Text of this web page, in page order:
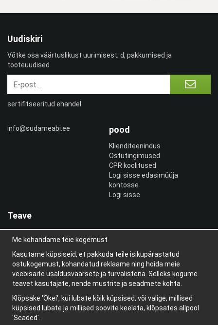
info@sudameabi.ee pood
Klienditeenindus
Ostutingimused
CPR koolitused
Logi sisse edasimüüja
kontosse
Logi sisse
Teave
Meist
uudiskiri
Teave küpsiste kohta
Blogi
Uudiskiri
Võtke osa väärtuslikust uurimisest; d, pakkumised ja
tooteuudised
sertifitseeritud ehandel
Me kohandame teie kogemust
Kasutame küpsiseid, et pakkuda teile isikupärastatud
ostukogemust, kohandatud reklaame ning hoida meie
veebisaite usaldusväärsete ja turvalistena. Selleks kogume
teavet kasutajate, nende mustrite ja seadmete kohta.
Klõpsake 'Okei', kui lubate kõik küpsised, või valige, millised
küpsised lubate ja millised soovite keelata, klõpsates allpool
'Seaded'.